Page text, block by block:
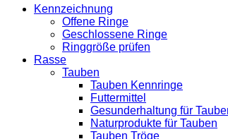
Kennzeichnung
Offene Ringe
Geschlossene Ringe
Ringgröße prüfen
Rasse
Tauben
Tauben Kennringe
Futtermittel
Gesunderhaltung für
Naturprodukte für Tauben
Tauben Tröge